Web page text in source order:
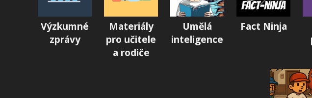
Výzkumné
zprávy
Materiály
pro učitele
a rodiče
Umělá
inteligence
Fact Ninja